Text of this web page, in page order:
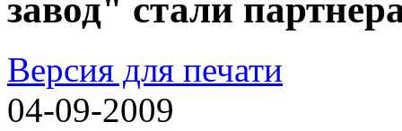
завод" стали
Версия для печати
04-09-2009